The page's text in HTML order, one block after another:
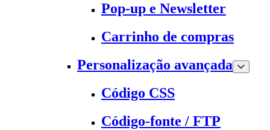
Pop-up e Newsletter
Carrinho de compras
Personalização avançada
Código CSS
Código-fonte / FTP